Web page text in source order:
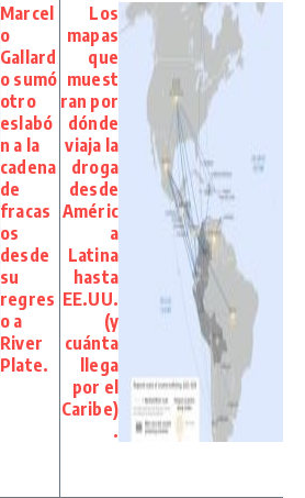
Marcel
o
Gallard
o sumó
otro
eslabó
n a la
cadena
de
fracas
os
desde
su
regres
o a
River
Plate.
Los
mapas
que
muest
ran por
dónde
viaja la
droga
desde
Améric
a
Latina
hasta
EE.UU.
(y
cuánta
llega
por el
Caribe)
.